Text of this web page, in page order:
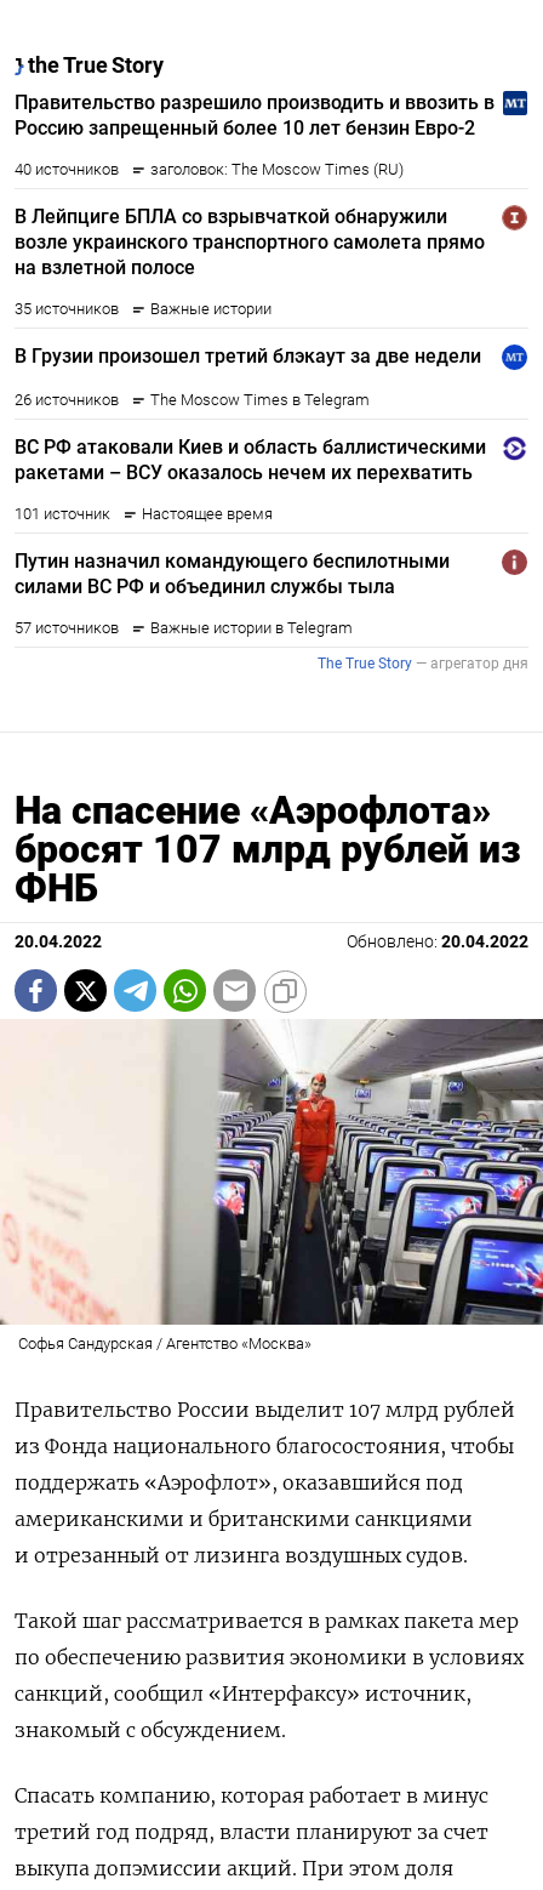
На спасение «Аэрофлота»
бросят 107 млрд рублей из
ФНБ
20.04.2022 Обновлено: 20.04.2022
Софья Сандурская / Агентство «Москва»
Правительство России выделит 107 млрд рублей
из Фонда национального благосостояния, чтобы
поддержать «Аэрофлот», оказавшийся под
американскими и британскими санкциями
и отрезанный от лизинга воздушных судов.
Такой шаг рассматривается в рамках пакета мер
по обеспечению развития экономики в условиях
санкций, сообщил «Интерфаксу» источник,
знакомый с обсуждением.
Спасать компанию, которая работает в минус
третий год подряд, власти планируют за счет
выкупа допэмиссии акций. При этом доля